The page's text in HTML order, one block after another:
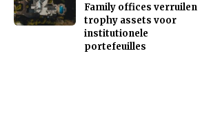
Family offices verruilen
trophy assets voor
institutionele
portefeuilles